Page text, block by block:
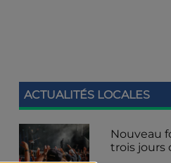
ACTUALITÉS LOCALES
Nouveau
trois jours